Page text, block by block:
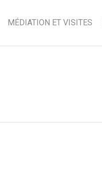
MÉDIATION ET VISITES